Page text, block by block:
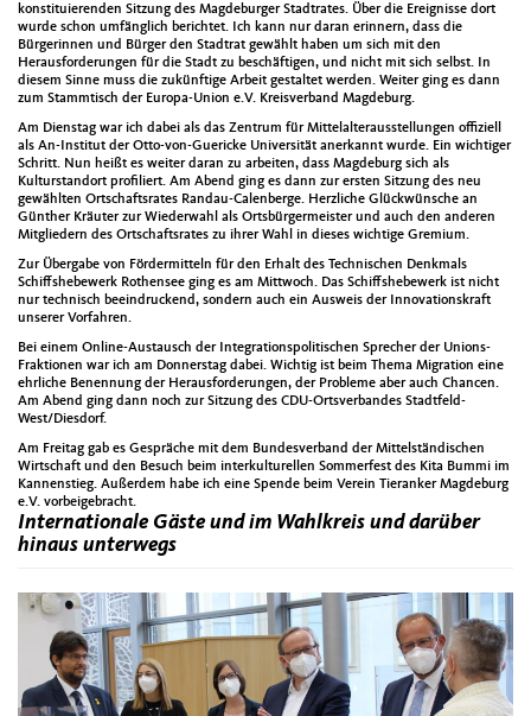
konstituierenden Sitzung des Magdeburger Stadtrates. Über die Ereignisse dort
wurde schon umfänglich berichtet. Ich kann nur daran erinnern, dass die
Bürgerinnen und Bürger den Stadtrat gewählt haben um sich mit den
Herausforderungen für die Stadt zu beschäftigen, und nicht mit sich selbst. In
diesem Sinne muss die zukünftige Arbeit gestaltet werden. Weiter ging es dann
zum Stammtisch der Europa-Union e.V. Kreisverband Magdeburg.
Am Dienstag war ich dabei als das Zentrum für Mittelalterausstellungen offiziell
als An-Institut der Otto-von-Guericke Universität anerkannt wurde. Ein wichtiger
Schritt. Nun heißt es weiter daran zu arbeiten, dass Magdeburg sich als
Kulturstandort profiliert. Am Abend ging es dann zur ersten Sitzung des neu
gewählten Ortschaftsrates Randau-Calenberge. Herzliche Glückwünsche an
Günther Kräuter zur Wiederwahl als Ortsbürgermeister und auch den anderen
Mitgliedern des Ortschaftsrates zu ihrer Wahl in dieses wichtige Gremium.
Zur Übergabe von Fördermitteln für den Erhalt des Technischen Denkmals
Schiffshebewerk Rothensee ging es am Mittwoch. Das Schiffshebewerk ist nicht
nur technisch beeindruckend, sondern auch ein Ausweis der Innovationskraft
unserer Vorfahren.
Bei einem Online-Austausch der Integrationspolitischen Sprecher der Unions-
Fraktionen war ich am Donnerstag dabei. Wichtig ist beim Thema Migration eine
ehrliche Benennung der Herausforderungen, der Probleme aber auch Chancen.
Am Abend ging dann noch zur Sitzung des CDU-Ortsverbandes Stadtfeld-
West/Diesdorf.
Am Freitag gab es Gespräche mit dem Bundesverband der Mittelständischen
Wirtschaft und den Besuch beim interkulturellen Sommerfest des Kita Bummi im
Kannenstieg. Außerdem habe ich eine Spende beim Verein Tieranker Magdeburg
e.V. vorbeigebracht.
Internationale Gäste und im Wahlkreis und darüber
hinaus unterwegs